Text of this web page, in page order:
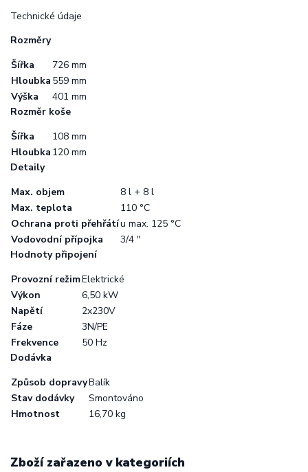
Technické údaje
Rozměry
Šířka
726 mm
Hloubka 559 mm
Výška
401 mm
Rozměr koše
Šířka
108 mm
Hloubka 120 mm
Detaily
Max. objem
8 l + 8 l
Max. teplota
110 °C
Ochrana proti přehřátíu max. 125 °C
Vodovodní přípojka
3/4 "
Hodnoty připojení
Provozní režimElektrické
Výkon
6,50 kW
Napětí
2x230V
Fáze
3N/PE
Frekvence
50 Hz
Dodávka
Způsob dopravyBalík
Stav dodávky
Smontováno
Hmotnost
16,70 kg
Zboží zařazeno v kategoriích